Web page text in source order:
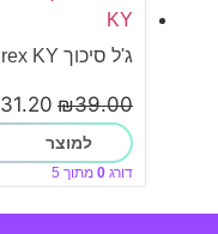
ג'ל סיכוך Durex KY
₪39.00
31.20
למוצר
דורג 0 מתוך 5